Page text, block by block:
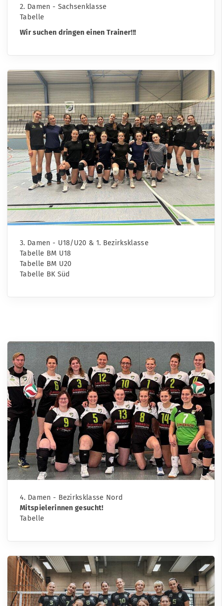
2. Damen - Sachsenklasse
Tabelle
Wir suchen dringen einen Trainer!!!
3. Damen - U18/U20 & 1. Bezirksklasse
Tabelle BM U18
Tabelle BM U20
Tabelle BK Süd
4. Damen - Bezirksklasse Nord
Mitspielerinnen gesucht!
Tabelle